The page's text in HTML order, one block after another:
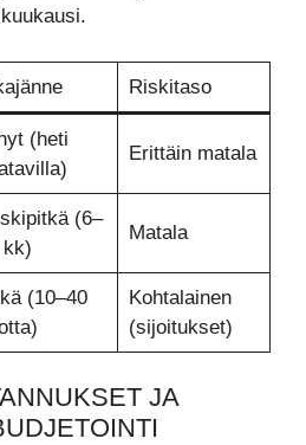
Riskitaso
(heti
Erittäin matala
(6–
kk)
Matala
(10–40
Kohtalainen
(sijoitukset)
JA